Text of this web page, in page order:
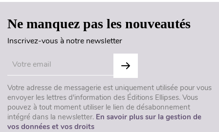
Ne manquez pas les nouveautés
Inscrivez-vous à notre newsletter
Votre adresse de messagerie est uniquement utilisée pour vous
envoyer les lettres d'information des Éditions Ellipses. Vous
pouvez à tout moment utiliser le lien de désabonnement
intégré dans la newsletter. En savoir plus sur la gestion de
vos données et vos droits